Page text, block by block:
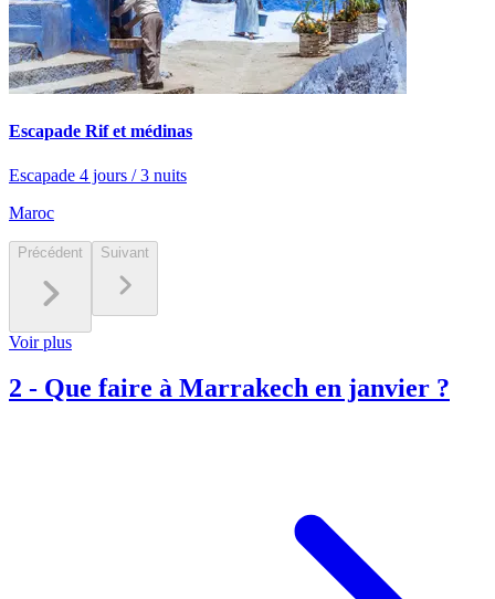
Escapade Rif et médinas
Escapade 4 jours / 3 nuits
Maroc
Précédent Suivant
Voir plus
2 - Que faire à Marrakech en janvier ?